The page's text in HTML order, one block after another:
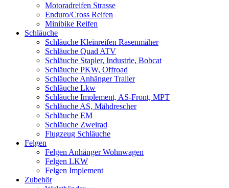
Motoradreifen Strasse
Enduro/Cross Reifen
Minibike Reifen
Schläuche
Schläuche Kleinreifen Rasenmäher
Schläuche Quad ATV
Schläuche Stapler, Industrie, Bobcat
Schläuche PKW, Offroad
Schläuche Anhänger Trailer
Schläuche Lkw
Schläuche Implement, AS-Front, MPT
Schläuche AS, Mähdrescher
Schläuche EM
Schläuche Zweirad
Flugzeug Schläuche
Felgen
Felgen Anhänger Wohnwagen
Felgen LKW
Felgen Implement
Zubehör